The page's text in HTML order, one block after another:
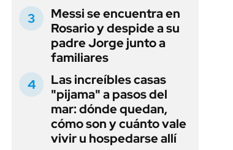
Messi se encuentra en
Rosario y despide a su
padre Jorge junto a
familiares
Las increíbles casas
"pijama" a pasos del
mar: dónde quedan,
cómo son y cuánto vale
vivir u hospedarse allí